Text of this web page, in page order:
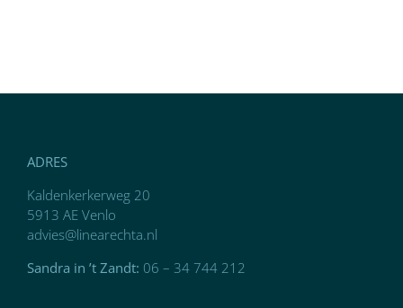
ADRES
Kaldenkerkerweg 20
5913 AE Venlo
advies@linearechta.nl
Sandra in ’t Zandt: 06 – 34 744 212